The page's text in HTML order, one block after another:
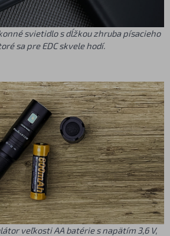
svietidlo s dĺžkou zhruba písacieho
sa pre EDC skvele hodí.
veľkosti AA batérie s napätím 3,6 V,